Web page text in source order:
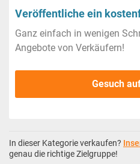
Veröffentliche ein
Ganz einfach in wenigen
Angebote von Verkäufern!
Gesuch
In dieser Kategorie verkaufen?
genau die richtige Zielgruppe!